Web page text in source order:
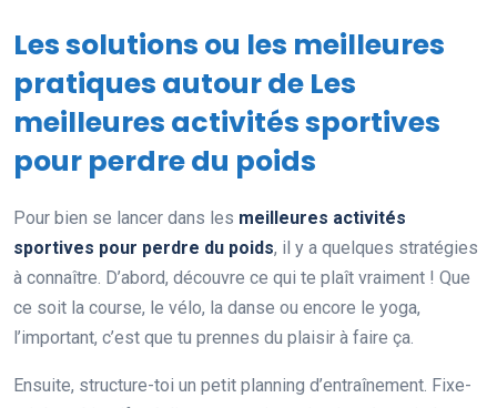
Les solutions ou les meilleures
pratiques autour de Les
meilleures activités sportives
pour perdre du poids
Pour bien se lancer dans les meilleures activités
sportives pour perdre du poids, il y a quelques stratégies
à connaître. D’abord, découvre ce qui te plaît vraiment ! Que
ce soit la course, le vélo, la danse ou encore le yoga,
l’important, c’est que tu prennes du plaisir à faire ça.
Ensuite, structure-toi un petit planning d’entraînement. Fixe-